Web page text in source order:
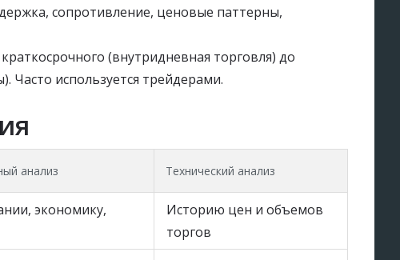
сопротивление, ценовые паттерны,
(внутридневная торговля) до
Часто используется трейдерами.
анализ Технический анализ
экономику,
Историю цен и объемов
торгов